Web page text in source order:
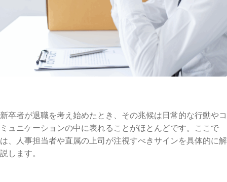
新卒者が退職を考え始めたとき、その兆候は日常的な行動やコ
ミュニケーションの中に表れることがほとんどです。ここで
は、人事担当者や直属の上司が注視すべきサインを具体的に解
説します。